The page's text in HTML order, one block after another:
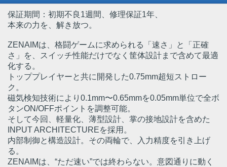
保証期間：初期不良1週間、修理保証1年、
本来の力を、解き放つ。
ZENAIMは、格闘ゲームに求められる「速さ」と「正確
さ」を、スイッチ性能だけでなく筐体設計まで含めて最適
化する。
トッププレイヤーと共に開発した0.75mm超短ストロー
ク。
磁気検知技術により0.1mm〜0.65mmを0.05mm単位で全ボ
タンON/OFFポイントを調整可能。
そして今回、軽量化、薄型設計、掌の接地設計を含めた
INPUT ARCHITECTUREを採用。
内部制御と構造設計。その両輪で、入力精度を引き上げ
る。
ZENAIMは、“ただ速い”では終わらない。意図通りに動く